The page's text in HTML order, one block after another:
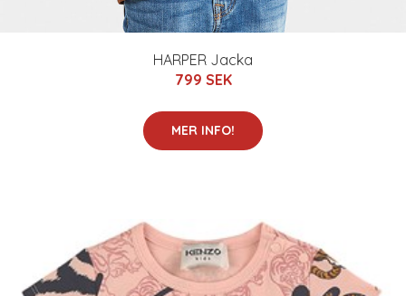
HARPER Jacka
799 SEK
MER INFO!